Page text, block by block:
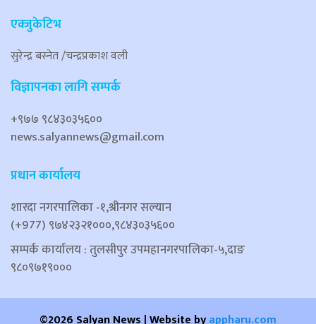
एक्जुकेटिभ
सुरेन्द्र बस्नेत /चन्द्रप्रकाश वली
विज्ञापनका लागि सम्पर्क
+९७७ ९८४३०३५६००
news.salyannews@gmail.com
प्रधान कार्यालय
शारदा नगरपालिका ‐१,श्रीनगर सल्यान
(+977) ९७४२३२१०००,९८४३०३५६००
सम्पर्क कार्यालय : तुलसीपुर उपमहानगरपालिका-५,दाङ
९८०९७१९०००
©2026 Salyan News | Website byappharu.com